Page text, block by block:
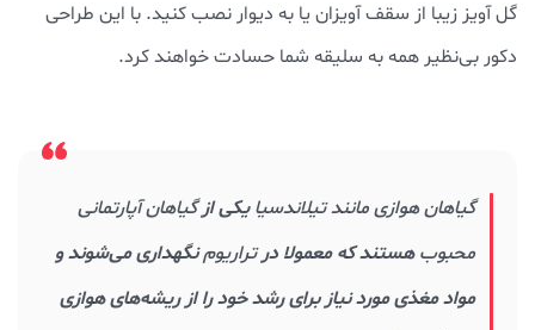
گل آویز زیبا از سقف آویزان یا به دیوار نصب کنید. با این طراحی
دکور بی‌نظیر همه به سلیقه شما حسادت خواهند کرد.
گیاهان هوازی مانند تیلاندسیایکی ازگیاهان آپارتمانی
محبوبهستند که معمولا درتراریومنگهداری می‌شوند و
مواد مغذی مورد نیاز برای رشد خود را از ریشه‌های هوازی